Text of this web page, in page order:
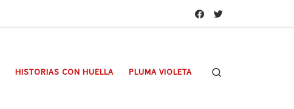
HISTORIAS CON HUELLA PLUMA VIOLETA